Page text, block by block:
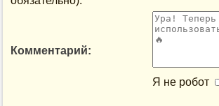
Комментарий:
Я не робот